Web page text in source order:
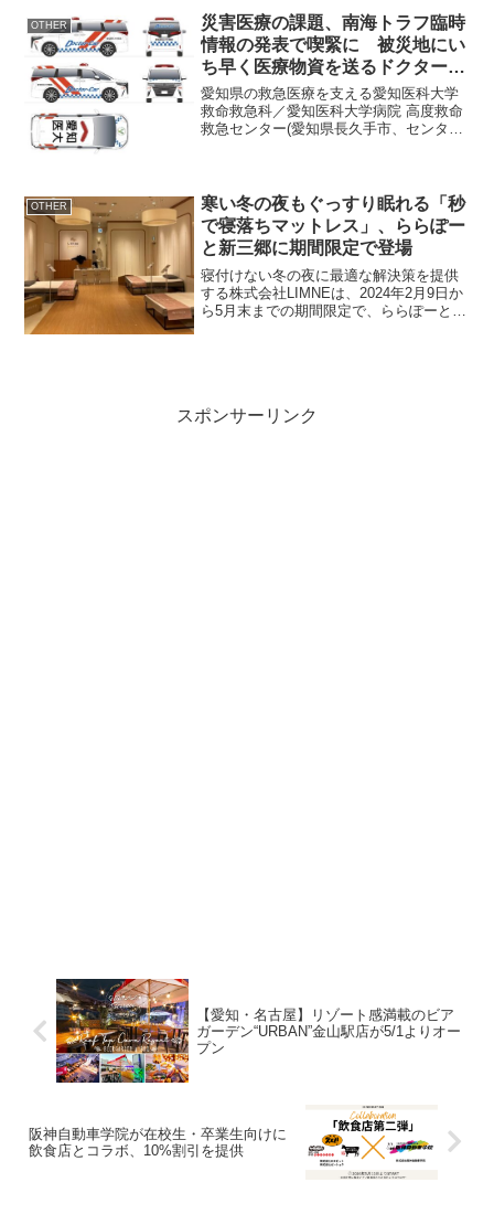
最後の写真集は常夏の島・グアムで撮
影。「4泊...
OTHER
災害医療の課題、南海トラフ臨時
情報の発表で喫緊に 被災地にい
ち早く医療物資を送るドクターカ
ー、クラファンで改新へ
愛知県の救急医療を支える愛知医科大学
救命救急科／愛知医科大学病院 高度救命
救急センター(愛知県長久手市、センター
レスポンスカー...
OTHER
寒い冬の夜もぐっすり眠れる「秒
で寝落ちマットレス」、ららぽー
と新三郷に期間限定で登場
寝付けない冬の夜に最適な解決策を提供
する株式会社LIMNEは、2024年2月9日か
ら5月末までの期間限定で、ららぽーと新
スポンサーリンク
【愛知・名古屋】リゾート感満載のビア
ガーデン“URBAN”金山駅店が5/1よりオー
プン
阪神自動車学院が在校生・卒業生向けに
飲食店とコラボ、10%割引を提供